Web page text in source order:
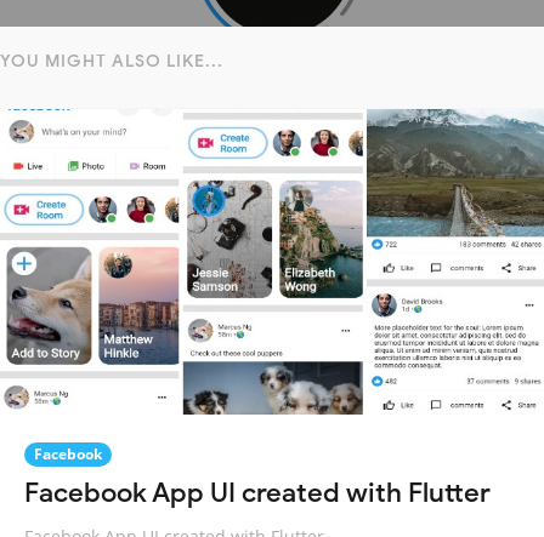
YOU MIGHT ALSO LIKE...
Facebook
Facebook App UI created with Flutter